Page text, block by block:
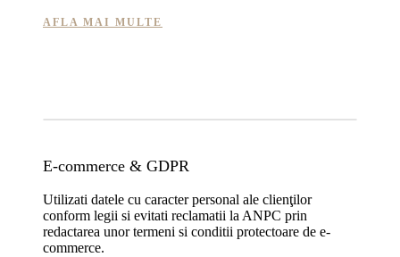
AFLA MAI MULTE
E-commerce & GDPR
Utilizati datele cu caracter personal ale clienţilor
conform legii si evitati reclamatii la ANPC prin
redactarea unor termeni si conditii protectoare de e-
commerce.